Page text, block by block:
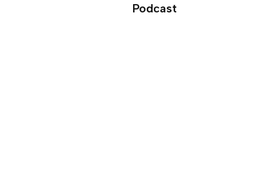
Podcast